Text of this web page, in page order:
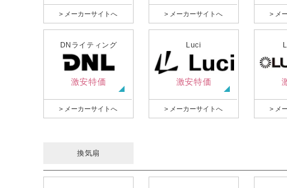
> メーカーサイトへ > メーカーサイトへ > メ
DNライティング
激安特価
> メーカーサイトへ
Luci
激安特価
> メーカーサイトへ > メ
換気扇